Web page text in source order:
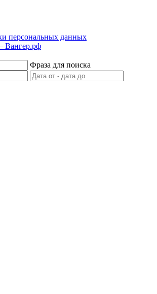
персональных данных
Вангер.рф
Фраза для поиска